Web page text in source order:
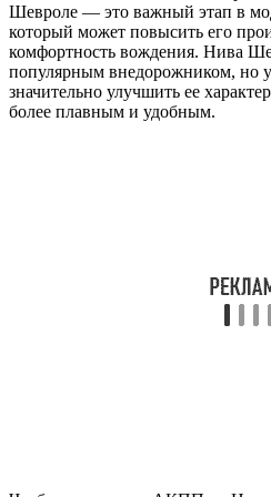
Шевроле — это важный этап в
который может повысить его
комфортность вождения. Нива
популярным внедорожником, но
значительно улучшить ее
более плавным и удобным.